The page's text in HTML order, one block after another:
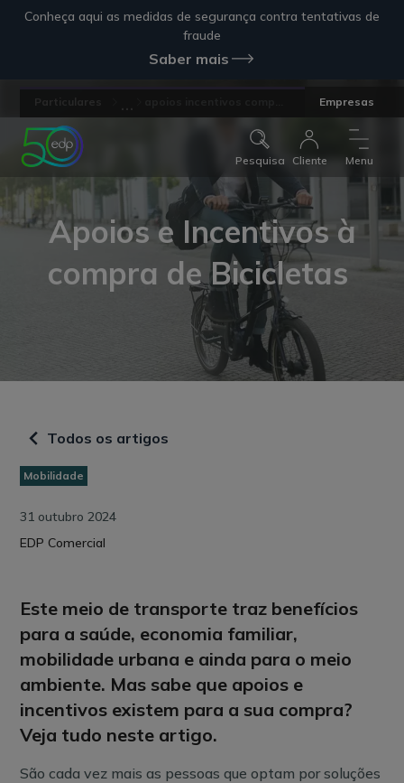
Conheça aqui as medidas de segurança contra tentativas de
fraude
Saber mais
Empresas
Pesquisa Cliente Menu
Apoios e Incentivos à
compra de Bicicletas
Todos os artigos
Mobilidade
31 outubro 2024
EDP Comercial
Este meio de transporte traz benefícios
para a saúde, economia familiar,
mobilidade urbana e ainda para o meio
ambiente. Mas sabe que apoios e
incentivos existem para a sua compra?
Veja tudo neste artigo.
São cada vez mais as pessoas que optam por soluções